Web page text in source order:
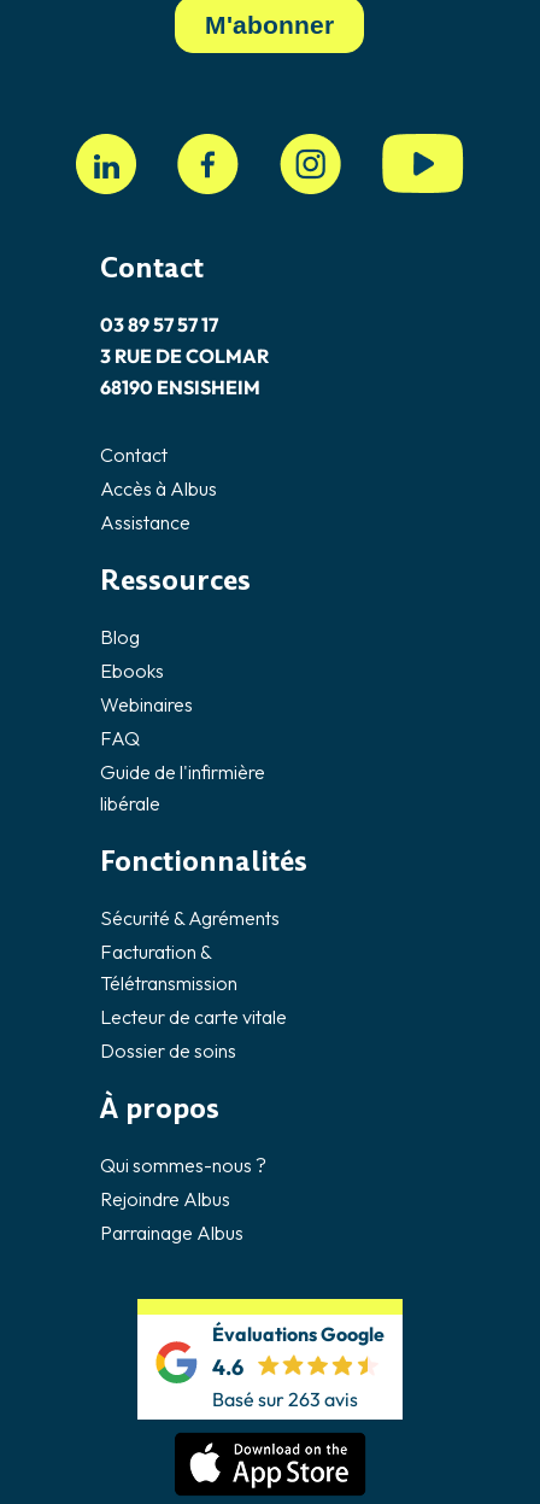
À propos
Qui sommes-nous ?
Rejoindre Albus
Parrainage Albus
Fonctionnalités
Sécurité & Agréments
Facturation &
Télétransmission
Lecteur de carte vitale
Dossier de soins
Ressources
Blog
Ebooks
Webinaires
FAQ
Guide de l'infirmière
libérale
Contact
03 89 57 57 17
3 RUE DE COLMAR
68190 ENSISHEIM
Contact
Accès à Albus
Assistance
Évaluations Google
4.6
Basé sur 263 avis